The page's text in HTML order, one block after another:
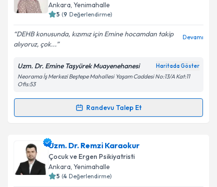
Ankara, Yenimahalle
5 (9 Değerlendirme)
DEHB konusunda, kızımız için Emine hocamdan takip
alıyoruz, çok...
Devamı
Uzm. Dr. Emine Taşyürek Muayenehanesi Haritada Göster
Neorama İş Merkezi Beştepe Mahallesi Yaşam Caddesi No:13/A Kat:11
Ofis:53
Randevu Talep Et
Randevu Takvimi Talebi
Uzm. Dr. Emine Taşyürekiçin randevu takvimi talebi
oluşturun. Size bu uzmandan randevu almanız için bir
takvim hazırlandığında e-posta ile bilgilendireceğiz.
Uzm. Dr. Remzi Karaokur
Çocuk ve Ergen Psikiyatristi
Ankara, Yenimahalle
5 (4 Değerlendirme)